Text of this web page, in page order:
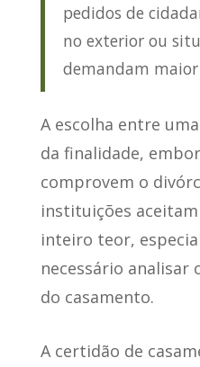
pedidos de
no exterior ou
demandam
A escolha entre
da finalidade,
comprovem o
instituições
inteiro teor,
necessário
do casamento.
A certidão de